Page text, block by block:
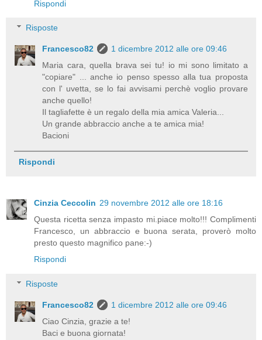
Rispondi
Risposte
Francesco82
1 dicembre 2012 alle ore 09:46
Maria cara, quella brava sei tu! io mi sono limitato a
"copiare" ... anche io penso spesso alla tua proposta
con l' uvetta, se lo fai avvisami perchè voglio provare
anche quello!
Il tagliafette è un regalo della mia amica Valeria...
Un grande abbraccio anche a te amica mia!
Bacioni
Rispondi
Cinzia Ceccolin 29 novembre 2012 alle ore 18:16
Questa ricetta senza impasto mi.piace molto!!! Complimenti
Francesco, un abbraccio e buona serata, proverò molto
presto questo magnifico pane:-)
Rispondi
Risposte
Francesco82
1 dicembre 2012 alle ore 09:46
Ciao Cinzia, grazie a te!
Baci e buona giornata!